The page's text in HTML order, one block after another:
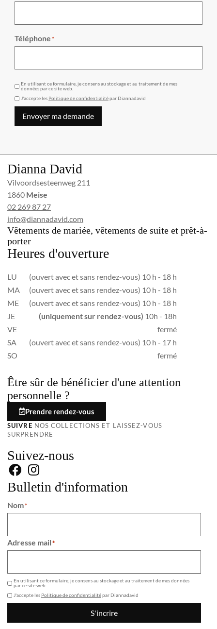
Téléphone*
En utilisant ce formulaire, je consens au stockage et au traitement de mes
données par ce site web.
J'accepte les Politique de confidentialitépar Diannadavid
Envoyer ma demande
Dianna David
Vilvoordsesteenweg 211
1860 Meise
02 269 87 27
info@diannadavid.com
Vêtements de mariée, vêtements de suite et prêt-à-
porter
Heures d'ouverture
LU
(ouvert avec et sans rendez-vous) 10 h - 18 h
MA
(ouvert avec et sans rendez-vous) 10 h - 18 h
ME
(ouvert avec et sans rendez-vous) 10 h - 18 h
JE
(uniquement sur rendez-vous) 10h - 18h
VE
fermé
SA
(ouvert avec et sans rendez-vous) 10 h - 17 h
SO
fermé
Être sûr de bénéficier d'une attention
personnelle ?
Prendre rendez-vous
SUIVRE NOS COLLECTIONS ET LAISSEZ-VOUS
SURPRENDRE
Suivez-nous
Bulletin d'information
Nom*
Adresse mail*
En utilisant ce formulaire, je consens au stockage et au traitement de mes données
par ce site web.
J'accepte les Politique de confidentialitépar Diannadavid
S'incrire